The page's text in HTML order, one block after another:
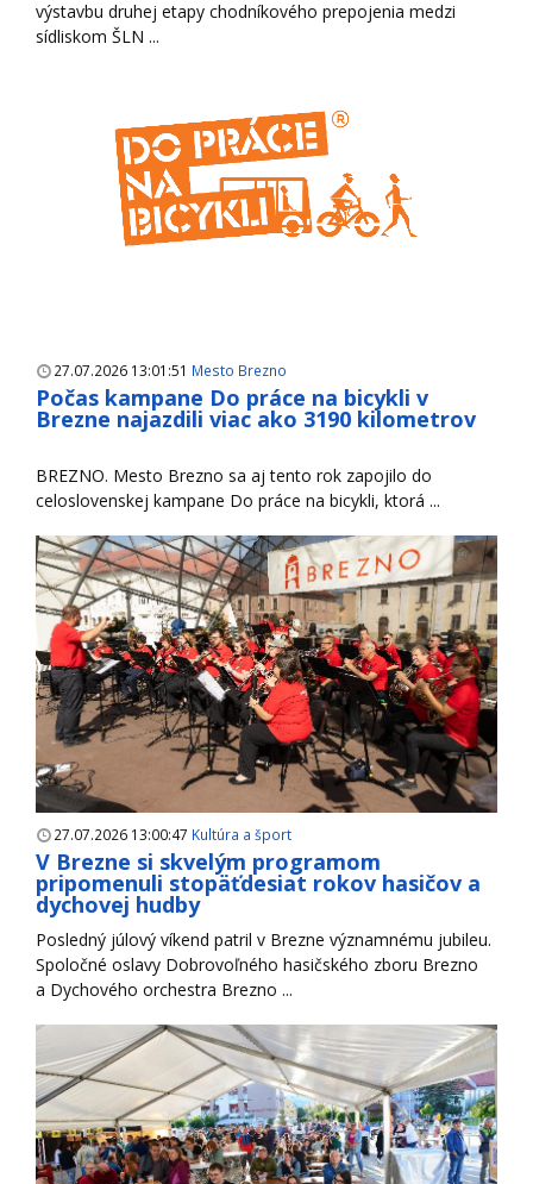
výstavbu druhej etapy chodníkového prepojenia medzi
sídliskom ŠLN ...
27.07.2026 13:01:51 Mesto Brezno
Počas kampane Do práce na bicykli v
Brezne najazdili viac ako 3190 kilometrov
BREZNO. Mesto Brezno sa aj tento rok zapojilo do
celoslovenskej kampane Do práce na bicykli, ktorá ...
27.07.2026 13:00:47 Kultúra a šport
V Brezne si skvelým programom
pripomenuli stopäťdesiat rokov hasičov a
dychovej hudby
Posledný júlový víkend patril v Brezne významnému jubileu.
Spoločné oslavy Dobrovoľného hasičského zboru Brezno
a Dychového orchestra Brezno ...